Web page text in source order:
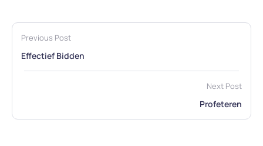
Previous Post
Effectief Bidden
Next Post
Profeteren